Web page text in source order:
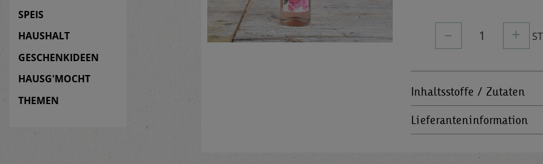
SPEIS
HAUSHALT
GESCHENKIDEEN
HAUSG'MOCHT
THEMEN
– 1 +
Inhaltsstoffe / Zutaten
Lieferanteninformation